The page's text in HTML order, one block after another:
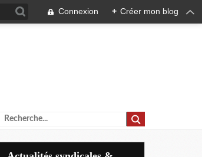
Connexion + Créer mon blog